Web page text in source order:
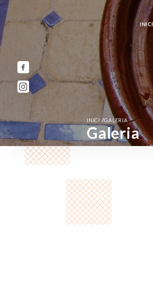
INICI
INICI /GALERIA
Galeria